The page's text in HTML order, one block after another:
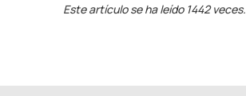
Este artículo se ha leído 1442 veces.